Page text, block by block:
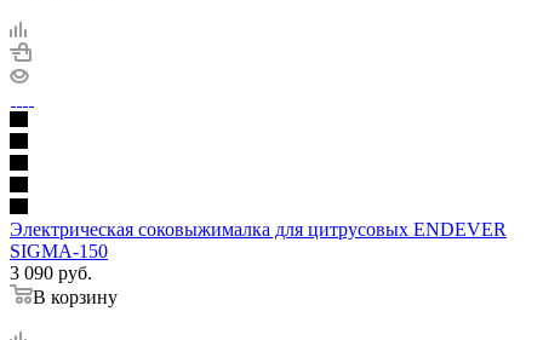
Электрическая соковыжималка для цитрусовых ENDEVER
SIGMA-150
3 090 руб.
В корзину